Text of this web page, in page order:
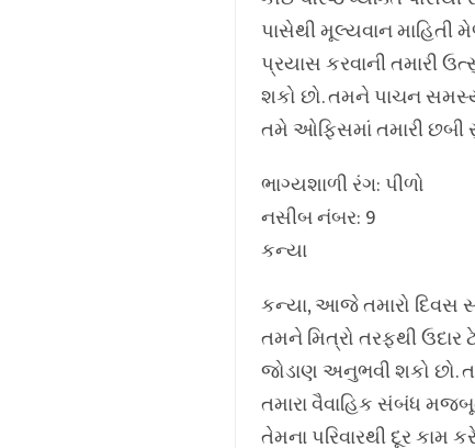
પાસેથી મૂલ્યવાન માહિતી
પ્રયાસ કરવાની તમારી
શકો છો. તમને પાચન
તમે ઓફિસમાં તમારી છબી
ભાગ્યશાળી રંગ: પીળો
નસીબ નંબર: 9
કન્યા
કન્યા, આજે તમારો દિવસ
તમને મિત્રો તરફથી
જોડાણ અનુભવી શકો છો.
તમારા વૈવાહિક સંબંધ
તેમના પરિવારથી દૂર કામ